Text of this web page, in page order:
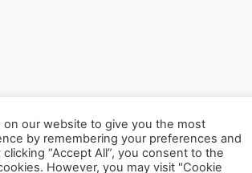
© 2026 2501.eu Gute Filme |
on our website to give you the most
by remembering your preferences and
“Accept All”, you consent to the
However, you may visit "Cookie